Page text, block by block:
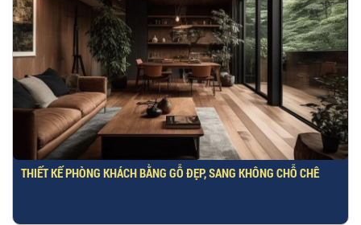
THIẾT KẾ PHÒNG KHÁCH BẰNG GỖ ĐẸP, SANG KHÔNG CHỖ CHÊ